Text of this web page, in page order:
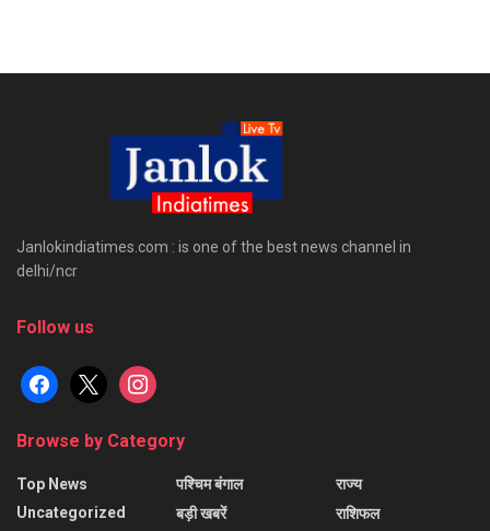
Janlokindiatimes.com : is one of the best news channel in
delhi/ncr
Follow us
facebook
x instagram
Browse by Category
Top News
Uncategorized
पश्चिम बंगाल
बड़ी खबरें
राज्य
राशिफल